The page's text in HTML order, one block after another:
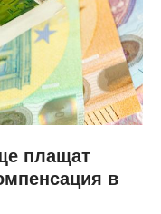
плащат
в